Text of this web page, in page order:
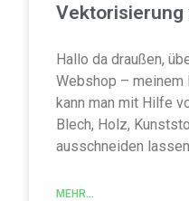
Vektorisierung
Hallo da draußen,
Webshop –
kann man mit Hilfe
Blech, Holz,
ausschneiden
MEHR...